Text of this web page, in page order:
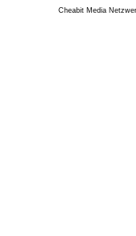
Cheabit Media